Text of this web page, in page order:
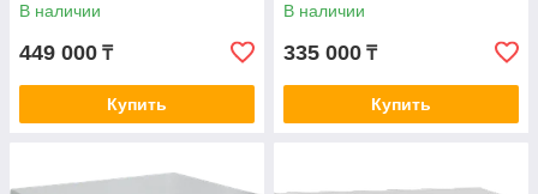
В наличии
449 000 ₸
Купить
В наличии
335 000 ₸
Купить